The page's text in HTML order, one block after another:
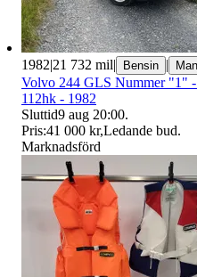
1982|21 732 mil| Bensin |
Volvo 244 GLS Nummer "1"
112hk - 1982
Sluttid9 aug 20:00.
Pris:41 000 kr,Ledande bud.
Marknadsförd